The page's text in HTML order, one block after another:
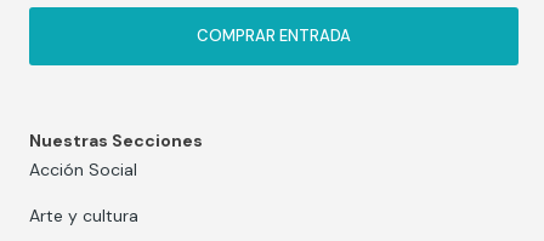
COMPRAR ENTRADA
Nuestras Secciones
Acción Social
Arte y cultura